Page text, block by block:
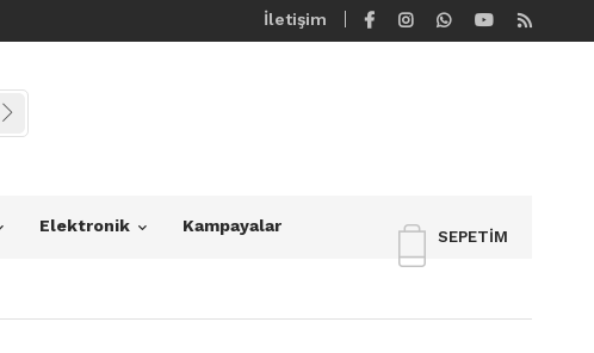
İletişim
SEPETIM
Elektronik Kampayalar